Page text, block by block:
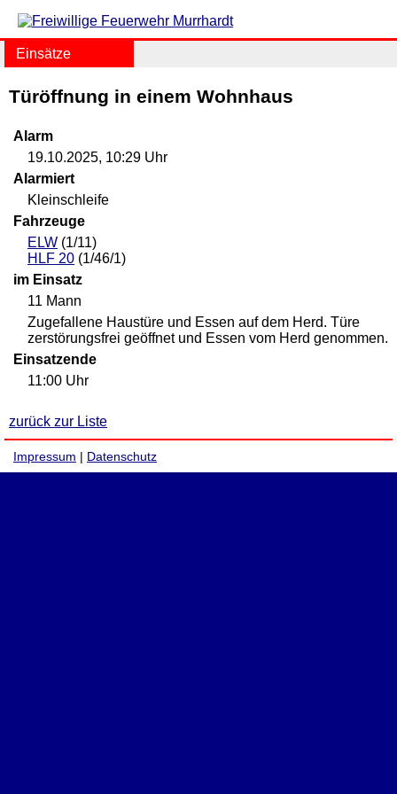
Einsätze
Türöffnung in einem Wohnhaus
Alarm
19.10.2025, 10:29 Uhr
Alarmiert
Kleinschleife
Fahrzeuge
ELW (1/11)
HLF 20 (1/46/1)
im Einsatz
11 Mann
Zugefallene Haustüre und Essen auf dem Herd. Türe
zerstörungsfrei geöffnet und Essen vom Herd genommen.
Einsatzende
11:00 Uhr
zurück zur Liste
Impressum | Datenschutz